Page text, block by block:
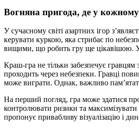
Вогняна пригода, де у
У сучасному світі азартних ігор
керувати куркою, яка стрибає по
вищими, що робить гру ще цікавішою. У
Краш-гра не тільки забезпечує
проходить через небезпеки. Гравці
може виграти. Однак, важливо
На перший погляд, гра може здатися
контролювати ризики та
пропонує привабливу візуалізацію і